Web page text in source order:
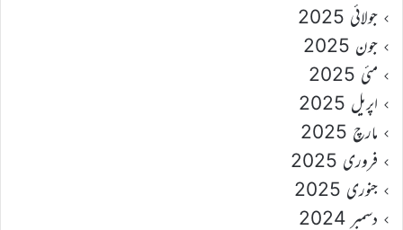
جولائی 2025
جون 2025
مئی 2025
اپریل 2025
مارچ 2025
فروری 2025
جنوری 2025
دسمبر 2024